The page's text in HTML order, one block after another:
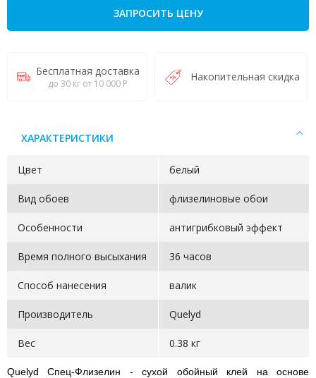
ЗАПРОСИТЬ ЦЕНУ
Бесплатная доставка
до 30 кг от 10 000 Р
Накопительная скидка
ХАРАКТЕРИСТИКИ
Цвет белый
Вид обоев флизелиновые обои
Особенности антигрибковый эффект
Время полного высыхания 36 часов
Способ нанесения валик
Производитель Quelyd
Вес 0.38 кг
Quelyd Спец-Флизелин - сухой обойный клей на основе